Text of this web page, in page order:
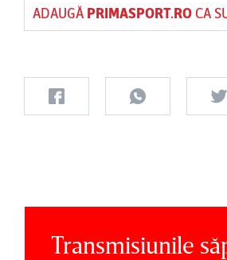
ADAUGĂ PRIMASPORT.ROCA
Transmisiunile